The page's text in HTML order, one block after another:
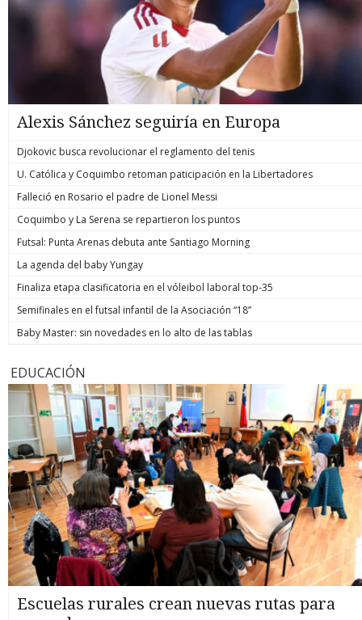
Alexis Sánchez seguiría en Europa
Djokovic busca revolucionar el reglamento del tenis
U. Católica y Coquimbo retoman paticipación en la Libertadores
Falleció en Rosario el padre de Lionel Messi
Coquimbo y La Serena se repartieron los puntos
Futsal: Punta Arenas debuta ante Santiago Morning
La agenda del baby Yungay
Finaliza etapa clasificatoria en el vóleibol laboral top-35
Semifinales en el futsal infantil de la Asociación “18”
Baby Master: sin novedades en lo alto de las tablas
EDUCACIÓN
Escuelas rurales crean nuevas rutas para